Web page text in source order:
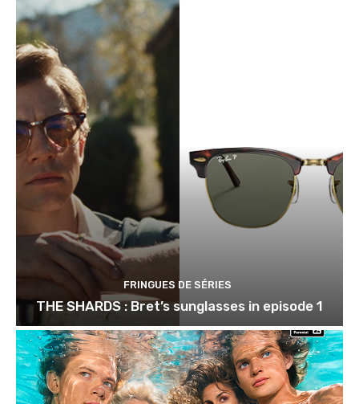
FRINGUES DE SÉRIES
THE SHARDS : Bret’s sunglasses in episode 1